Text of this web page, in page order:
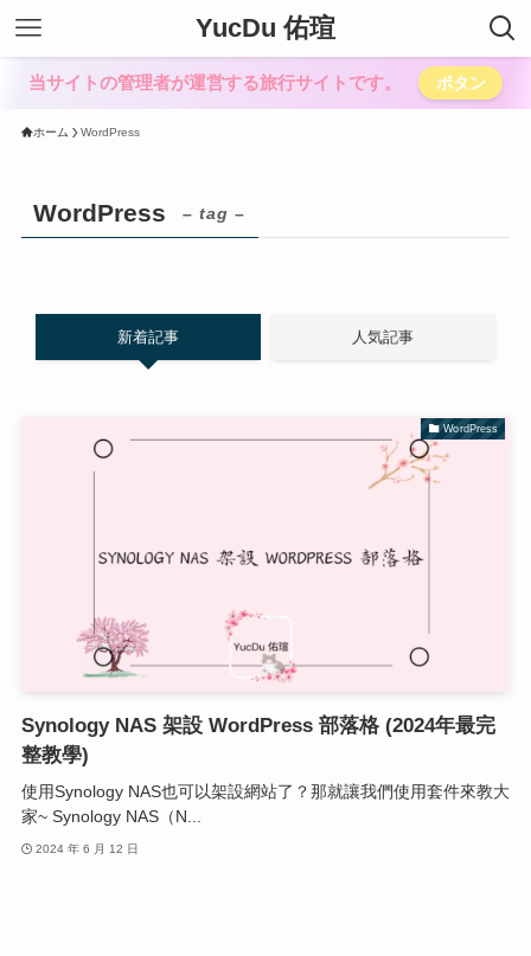
YucDu 佑瑄
当サイトの管理者が運営する旅行サイトです。 ボタン
ホーム WordPress
WordPress – tag –
新着記事 人気記事
WordPress
Synology NAS 架設 WordPress 部落格 (2024年最完
整教學)
使用Synology NAS也可以架設網站了？那就讓我們使用套件來教大
家~ Synology NAS（N...
2024 年 6 月 12 日